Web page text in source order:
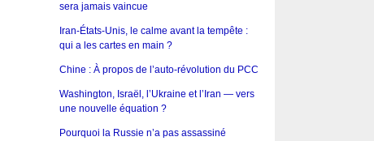
sera jamais vaincue
Iran-États-Unis, le calme avant la tempête :
qui a les cartes en main ?
Chine : À propos de l’auto-révolution du PCC
Washington, Israël, l’Ukraine et l’Iran — vers
une nouvelle équation ?
Pourquoi la Russie n’a pas assassiné